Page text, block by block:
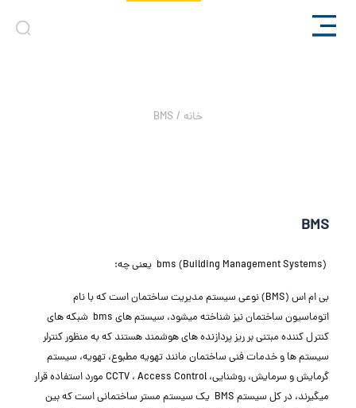
خانه /
BMS
BMS
(Building Management Systems) bms یعنی چه:
بی ام اس (BMS) نوعی سیستم مدیریت ساختمان است که با نام
اتوماسیون ساختمان نیز شناخته میشود، سیستم های bms شبکه های
کنترل کننده مبتنی بر ریز پردازنده های هوشمند هستند که به منظور کنترلر
سیستم ها و خدمات فنی ساختمان مانند تهویه مطبوع، تهویه، سیستم
گرمایش و سرمایش، روشنایی، CCTV ، Access Control مورد استفاده قرار
میگیرند، در کل سیستم BMS یک سیستم مستر ساختمانی است که بین